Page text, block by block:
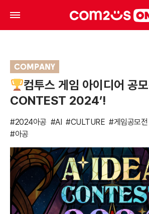
COMPANY
컴투스 게임 아이디어 공
CONTEST 2024’!
#2024아공 #AI #CULTURE #게임공모전
#아공